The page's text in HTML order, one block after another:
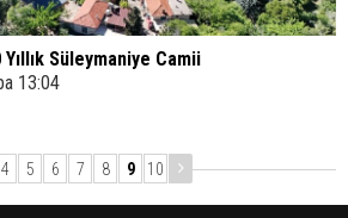
Süleymaniye Camii
13:04
4 5 6 7 8 9 10